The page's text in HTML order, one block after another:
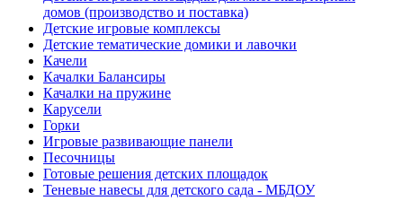
домов (производство и поставка)
Детские игровые комплексы
Детские тематические домики и лавочки
Качели
Качалки Балансиры
Качалки на пружине
Карусели
Горки
Игровые развивающие панели
Песочницы
Готовые решения детских площадок
Теневые навесы для детского сада - МБДОУ